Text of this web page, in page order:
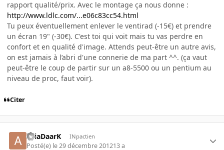
rapport qualité/prix. Avec le montage ça nous donne :
http://www.ldlc.com/...e06c83cc54.html
Tu peux éventuellement enlever le ventirad (-15€) et prendre
un écran 19" (-30€). C'est toi qui voit mais tu vas perdre en
confort et en qualité d'image. Attends peut-être un autre avis,
on est jamais à l’abri d'une connerie de ma part ^^. (ça vaut
peut-être le coup de partir sur un a8-5500 ou un pentium au
niveau de proc, faut voir).
Citer
AriaDaarK INpactien
Posté(e) le 29 décembre 201213 a